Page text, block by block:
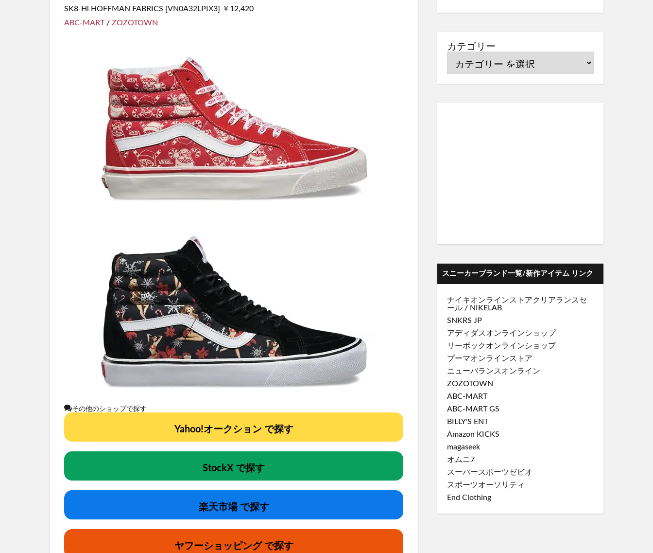
SK8-Hi HOFFMAN FABRICS [VN0A32LPIX3] ￥12,420
ABC-MART/ ZOZOTOWN
その他のショップで探す
Yahoo!オークション で探す
StockX で探す
楽天市場 で探す
ヤフーショッピング で探す
カテゴリー
スニーカーブランド一覧/新作アイテム リンク
ナイキオンラインストアクリアランスセ
ール / NIKELAB
SNKRS JP
アディダスオンラインショップ
リーボックオンラインショップ
プーマオンラインストア
ニューバランスオンライン
ZOZOTOWN
ABC-MART
ABC-MART GS
BILLY'S ENT
Amazon KICKS
magaseek
オムニ7
スーパースポーツゼビオ
スポーツオーソリティ
End Clothing